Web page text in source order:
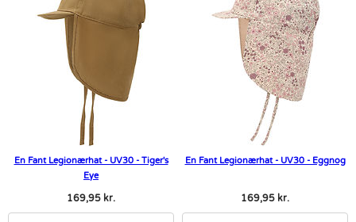
En Fant Legionærhat - UV30 - Tiger's
Eye
169,95 kr.
En Fant Legionærhat - UV30 - Eggnog
169,95 kr.